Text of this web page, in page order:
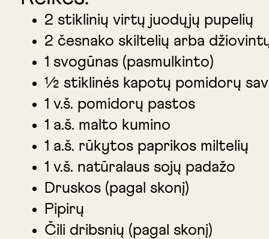
2 stiklinių virtų juodųjų pupelių
2 česnako skiltelių arba
1 svogūnas (pasmulkinto)
1⁄2 stiklinės kapotų pomidorų
1 v.š. pomidorų pastos
1 a.š. malto kumino
1 a.š. rūkytos paprikos miltelių
1 v.š. natūralaus sojų padažo
Druskos (pagal skonį)
Pipirų
Čili dribsnių (pagal skonį)